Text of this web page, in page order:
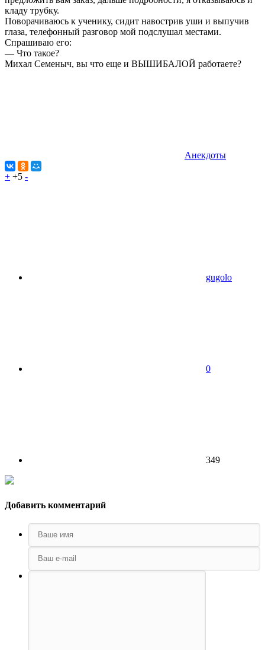
кладу трубку.
Поворачиваюсь к ученику, сидит навострив уши и выпучив
глаза, телефонный разговор мой подслушал местами.
Спрашиваю его:
— Что такое?
Михал Семеныч, вы что еще и ВЫШИБАЛОЙ работаете?
Анекдоты
+ +5 -
gugolo
0
349
Добавить комментарий